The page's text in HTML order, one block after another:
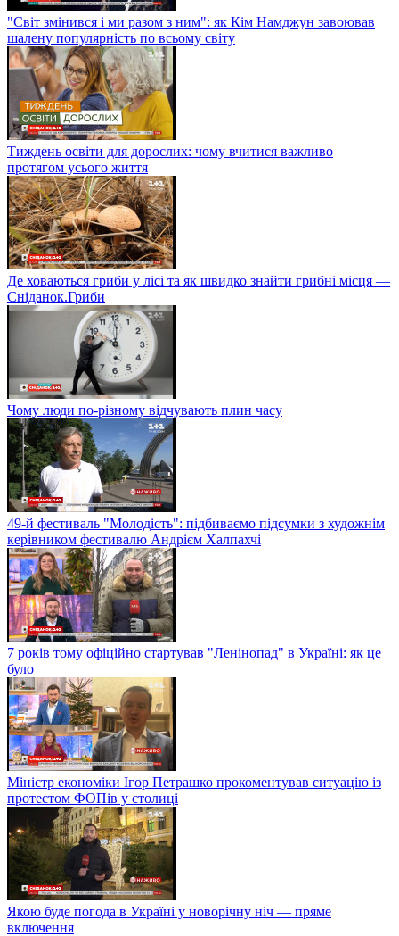
"Світ змінився і ми разом з ним": як Кім Намджун завоював
шалену популярність по всьому світу
Тиждень освіти для дорослих: чому вчитися важливо
протягом усього життя
Де ховаються гриби у лісі та як швидко знайти грибні місця —
Сніданок.Гриби
Чому люди по-різному відчувають плин часу
49-й фестиваль "Молодість": підбиваємо підсумки з художнім
керівником фестивалю Андрієм Халпахчі
7 років тому офіційно стартував "Ленінопад" в Україні: як це
було
Міністр економіки Ігор Петрашко прокоментував ситуацію із
протестом ФОПів у столиці
Якою буде погода в Україні у новорічну ніч — пряме
включення